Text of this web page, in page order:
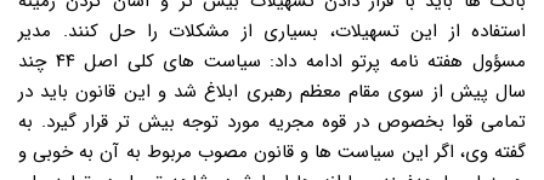
استفاده از این تسهیلات، بسیاری از مشکلات را حل کنند. مدیر
مسؤول هفته نامه پرتو ادامه داد: سیاست های کلی اصل ۴۴ چند
سال پیش از سوی مقام معظم رهبری ابلاغ شد و این قانون باید در
تمامی قوا بخصوص در قوه مجریه مورد توجه بیش تر قرار گیرد. به
گفته وی، اگر این سیاست ها و قانون مصوب مربوط به آن به خوبی و